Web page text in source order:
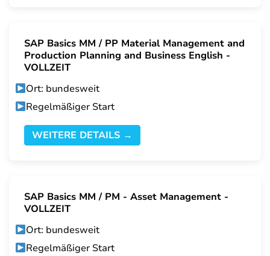
SAP Basics MM / PP Material Management and
Production Planning and Business English -
VOLLZEIT
Ort: bundesweit
Regelmäßiger Start
WEITERE DETAILS →
SAP Basics MM / PM - Asset Management -
VOLLZEIT
Ort: bundesweit
Regelmäßiger Start